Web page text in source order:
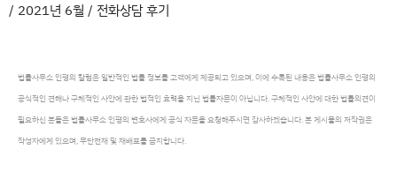
/ 2021년 6월 / 전화상담 후기
법률사무소 인평의 칼럼은 일반적인 법률 정보를 고객에게 제공되고 있으며, 이에 수록된 내용은 법률사무소 인평의
공식적인 견해나 구체적인 사안에 관한 법적인 효력을 지닌 법률자문이 아닙니다. 구체적인 사안에 대한 법률의견이
필요하신 분들은 법률사무소 인평의 변호사에게 공식 자문을 요청해주시면 감사하겠습니다. 본 게시물의 저작권은
작성자에게 있으며, 무단전재 및 재배포를 금지합니다.